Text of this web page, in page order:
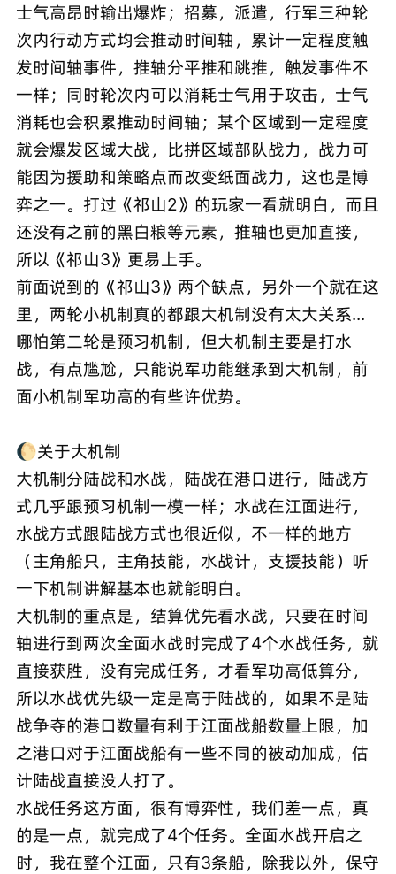
士气高昂时输出爆炸；招募，派遣，行军三种轮
次内行动方式均会推动时间轴，累计一定程度触
发时间轴事件，推轴分平推和跳推，触发事件不
一样；同时轮次内可以消耗士气用于攻击，士气
消耗也会积累推动时间轴；某个区域到一定程度
就会爆发区域大战，比拼区域部队战力，战力可
能因为援助和策略点而改变纸面战力，这也是博
弈之一。打过《祁山2》的玩家一看就明白，而且
还没有之前的黑白粮等元素，推轴也更加直接，
所以《祁山3》更易上手。
前面说到的《祁山3》两个缺点，另外一个就在这
里，两轮小机制真的都跟大机制没有太大关系...
哪怕第二轮是预习机制，但大机制主要是打水
战，有点尴尬，只能说军功能继承到大机制，前
面小机制军功高的有些许优势。
🌔关于大机制
大机制分陆战和水战，陆战在港口进行，陆战方
式几乎跟预习机制一模一样；水战在江面进行，
水战方式跟陆战方式也很近似，不一样的地方
（主角船只，主角技能，水战计，支援技能）听
一下机制讲解基本也就能明白。
大机制的重点是，结算优先看水战，只要在时间
轴进行到两次全面水战时完成了4个水战任务，就
直接获胜，没有完成任务，才看军功高低算分，
所以水战优先级一定是高于陆战的，如果不是陆
战争夺的港口数量有利于江面战船数量上限，加
之港口对于江面战船有一些不同的被动加成，估
计陆战直接没人打了。
水战任务这方面，很有博弈性，我们差一点，真
的是一点，就完成了4个任务。全面水战开启之
时，我在整个江面，只有3条船，除我以外，保守